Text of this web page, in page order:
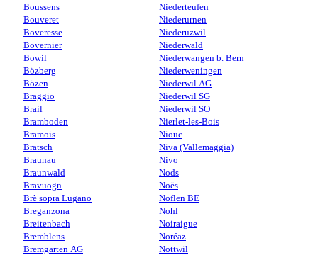
Boussens
Bouveret
Boveresse
Bovernier
Bowil
Bözberg
Bözen
Braggio
Brail
Bramboden
Bramois
Bratsch
Braunau
Braunwald
Bravuogn
Brè sopra Lugano
Breganzona
Breitenbach
Bremblens
Bremgarten AG
Niederteufen
Niederurnen
Niederuzwil
Niederwald
Niederwangen b. Bern
Niederweningen
Niederwil AG
Niederwil SG
Niederwil SO
Nierlet-les-Bois
Niouc
Niva (Vallemaggia)
Nivo
Nods
Noës
Noflen BE
Nohl
Noiraigue
Noréaz
Nottwil